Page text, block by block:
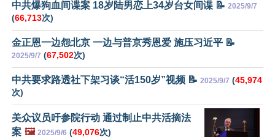
中共爆狗血间谍案 18岁陆男恋上34岁台女间谍 📝 2025/9/7
(66,713次)
金正恩一边怨北京 一边与普京秀恩爱 施压习近平 📝
2025/9/7 (67,502次)
中共要求路透社下架习谈“活150岁”视频 📝 2025/9/7 (45,974
次)
美众议员吁参院行动 通过制止中共活摘法
案 🖼️ 2025/9/6 (49,076次)